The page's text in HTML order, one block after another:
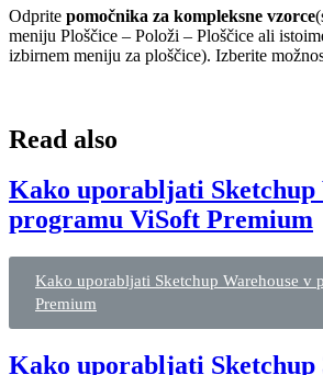
Odprite pomočnika za kompleksne vzorce
meniju Ploščice – Položi – Ploščice ali
izbirnem meniju za ploščice). Izberite
Read also
Kako uporabljati Sketchup
programu ViSoft Premium
Kako uporabljati Sketchup Warehouse v
Premium
Kako uporabljati Sketchup